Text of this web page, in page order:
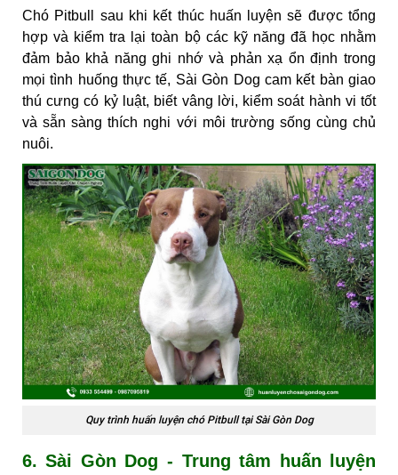
Chó Pitbull sau khi kết thúc huấn luyện sẽ được tổng
hợp và kiểm tra lại toàn bộ các kỹ năng đã học nhằm
đảm bảo khả năng ghi nhớ và phản xạ ổn định trong
mọi tình huống thực tế, Sài Gòn Dog cam kết bàn giao
thú cưng có kỷ luật, biết vâng lời, kiểm soát hành vi tốt
và sẵn sàng thích nghi với môi trường sống cùng chủ
nuôi.
Quy trình huấn luyện chó Pitbull tại Sài Gòn Dog
6. Sài Gòn Dog - Trung tâm huấn luyện